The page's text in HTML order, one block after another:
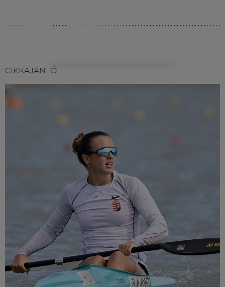
CIKKAJÁNLÓ